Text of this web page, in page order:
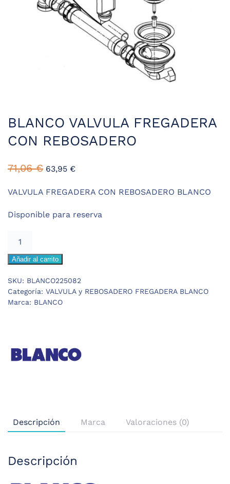
BLANCO VALVULA FREGADERA
CON REBOSADERO
71,06€ El
original
71,06 €.
63,95 €El
actual
63,95 €.
VALVULA FREGADERA CON REBOSADERO BLANCO
Disponible para reserva
BLANCO
FREGADERA
REBOSADERO
cantidad
Añadir al carrito
SKU: BLANCO225082
Categoría: VALVULA y REBOSADERO FREGADERA BLANCO
Marca: BLANCO
Descripción Marca Valoraciones (0)
Descripción